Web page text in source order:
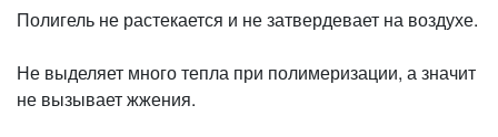
Полигель не растекается и не затвердевает на воздухе.
Не выделяет много тепла при полимеризации, а значит
не вызывает жжения.